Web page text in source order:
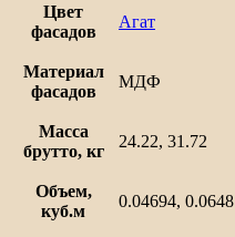
Цвет
фасадов
Агат
Материал
фасадов
МДФ
Масса
брутто, кг
24.22, 31.72
Объем,
куб.м
0.04694, 0.0648